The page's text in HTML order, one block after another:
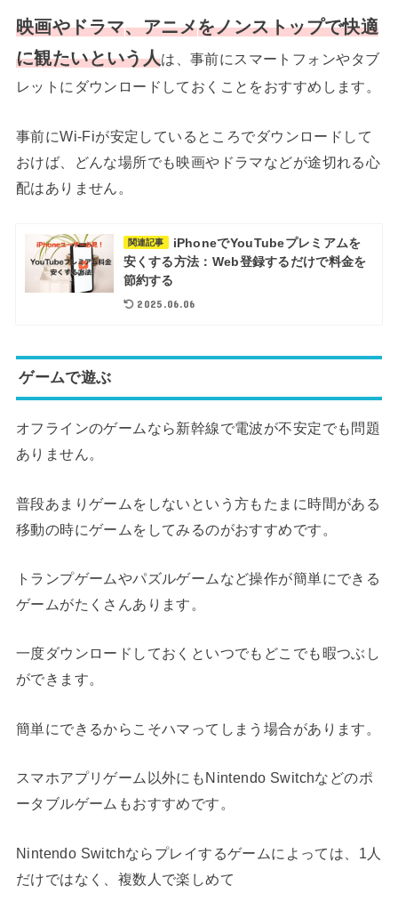
映画やドラマ、アニメをノンストップで快適
に観たいという人は、事前にスマートフォンやタブ
レットにダウンロードしておくことをおすすめします。
事前にWi-Fiが安定しているところでダウンロードして
おけば、どんな場所でも映画やドラマなどが途切れる心
配はありません。
関連記事
iPhoneでYouTubeプレミアムを
安くする方法：Web登録するだけで料金を
節約する
2025.06.06
ゲームで遊ぶ
オフラインのゲームなら新幹線で電波が不安定でも問題
ありません。
普段あまりゲームをしないという方もたまに時間がある
移動の時にゲームをしてみるのがおすすめです。
トランプゲームやパズルゲームなど操作が簡単にできる
ゲームがたくさんあります。
一度ダウンロードしておくといつでもどこでも暇つぶし
ができます。
簡単にできるからこそハマってしまう場合があります。
スマホアプリゲーム以外にもNintendo Switchなどのポ
ータブルゲームもおすすめです。
Nintendo Switchならプレイするゲームによっては、1人
だけではなく、複数人で楽しめて